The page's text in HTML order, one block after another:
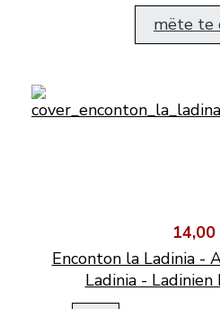
mëte te
14,00
Enconton la Ladinia -
Ladinia -